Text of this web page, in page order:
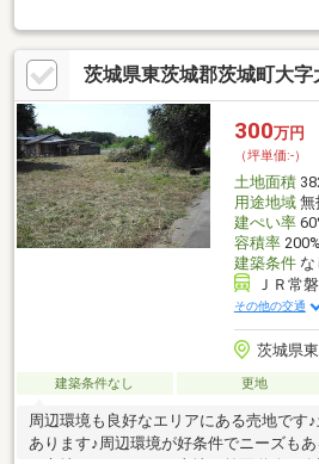
当（どなたでも住宅等の建築が可能です
要・地積は分筆予定面積のため多少の増
茨城県東茨城郡茨城町大字
300万円
（坪単価:-）
土地面積
用途地域無
建ぺい率
容積率200%
建築条件な
ＪＲ常
その他の交通
茨城県
建築条件なし 更地
周辺環境も良好なエリアにある売地です
あります♪周辺環境が好条件でニーズも